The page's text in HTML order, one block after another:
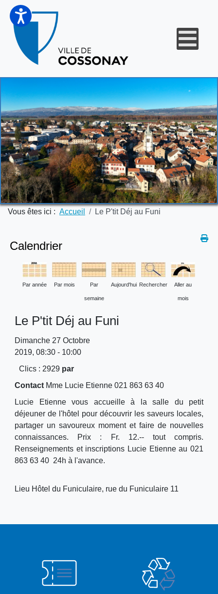
Vous êtes ici : Accueil Le P'tit Déj au Funi
Calendrier
Par année Par mois Par
semaine
Aujourd'hui Rechercher Aller au
mois
Le P'tit Déj au Funi
Dimanche 27 Octobre
2019, 08:30 - 10:00
Clics : 2929 par
Contact Mme Lucie Etienne 021 863 63 40
Lucie Etienne vous accueille à la salle du petit
déjeuner de l'hôtel pour découvrir les saveurs locales,
partager un savoureux moment et faire de nouvelles
connaissances. Prix : Fr. 12.-- tout compris.
Renseignements et inscriptions Lucie Etienne au 021
863 63 40 24h à l'avance.
Lieu Hôtel du Funiculaire, rue du Funiculaire 11